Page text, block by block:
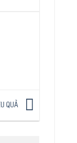
QUẢ